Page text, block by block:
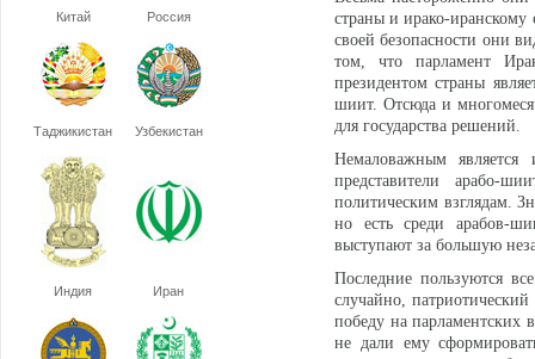
Китай Россия
Таджикистан Узбекистан
Индия Иран
страны и ирако-иранскому
своей безопасности они
том, что парламент
президентом страны
шиит. Отсюда и
для государства решений.
Немаловажным
представители арабо-
политическим взглядам.
но есть среди арабов-
выступают за большую
Последние пользуются
случайно,
победу на парламентских
не дали ему